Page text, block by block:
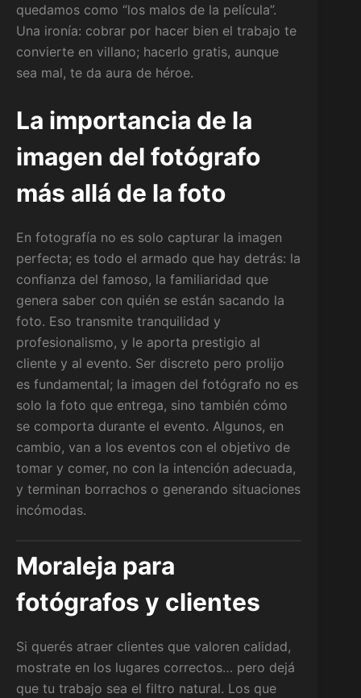
quedamos como “los malos de la película”.
Una ironía: cobrar por hacer bien el trabajo te
convierte en villano; hacerlo gratis, aunque
sea mal, te da aura de héroe.
La importancia de la
imagen del fotógrafo
más allá de la foto
En fotografía no es solo capturar la imagen
perfecta; es todo el armado que hay detrás: la
confianza del famoso, la familiaridad que
genera saber con quién se están sacando la
foto. Eso transmite tranquilidad y
profesionalismo, y le aporta prestigio al
cliente y al evento. Ser discreto pero prolijo
es fundamental; la imagen del fotógrafo no es
solo la foto que entrega, sino también cómo
se comporta durante el evento. Algunos, en
cambio, van a los eventos con el objetivo de
tomar y comer, no con la intención adecuada,
y terminan borrachos o generando situaciones
incómodas.
Moraleja para
fotógrafos y clientes
Si querés atraer clientes que valoren calidad,
mostrate en los lugares correctos… pero dejá
que tu trabajo sea el filtro natural. Los que